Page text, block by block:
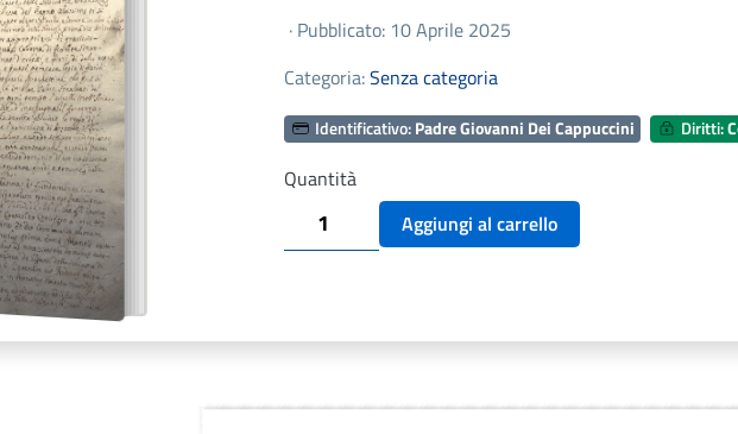
· Pubblicato: 10 Aprile 2025
Categoria:Senza categoria
Identificativo:Padre Giovanni Dei Cappuccini Diritti:
Quantità
Padre
Giovanni
quantità
Aggiungi al carrello